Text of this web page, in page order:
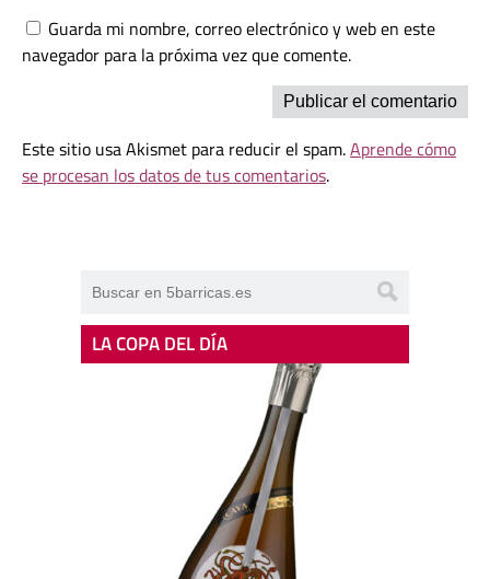
Guarda mi nombre, correo electrónico y web en este
navegador para la próxima vez que comente.
Este sitio usa Akismet para reducir el spam.Aprende cómo
se procesan los datos de tus comentarios.
LA COPA DEL DÍA